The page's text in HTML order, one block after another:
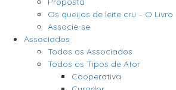
Os queijos de leite cru – O Livro
Associe-se
Associados
Todos os Associados
Todos os Tipos de Ator
Cooperativa